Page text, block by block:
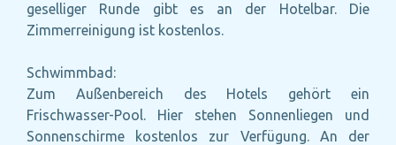
geselliger Runde gibt es an der Hotelbar. Die
Zimmerreinigung ist kostenlos.
Schwimmbad:
Zum Außenbereich des Hotels gehört ein
Frischwasser-Pool. Hier stehen Sonnenliegen und
Sonnenschirme kostenlos zur Verfügung. An der